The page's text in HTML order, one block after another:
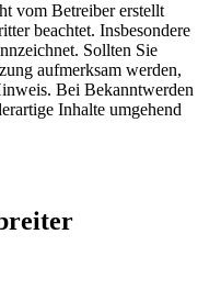
vom Betreiber erstellt
beachtet. Insbesondere
Sollten Sie
aufmerksam werden,
Bei Bekanntwerden
Inhalte umgehend